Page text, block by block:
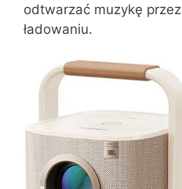
odtwarzać muzykę przez
ładowaniu.